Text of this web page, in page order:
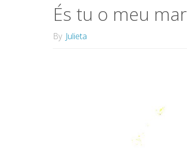
És tu o meu mar
By Julieta